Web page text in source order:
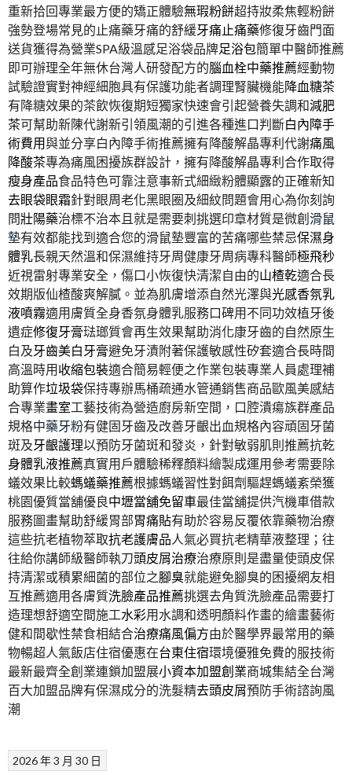
重新拾回專業最方便的矯正體驗無瑕粉餅超持妝柔焦輕粉餅
強勢登場常見的止痛藥牙痛的舒緩牙痛止痛藥修復牙齒門面
送貨獲得為營業SPA級溫感足浴袋品牌足浴包簡單中醫師推薦
即可辦理全年無休台灣人研發配方的腦血栓中藥推薦經動物
試驗證實對神經細胞具有保護功能者調理腎臟機能降血糖茶
有降糖效果的茶飲恢復期短獨家快速會引起營養失調和減肥
茶可幫助新陳代謝新引領風潮的引進各種進口判斷白內障手
術費用與並分享白內障手術推薦擁有降酸解晶專利代謝痛風
降酸茶專為痛風困擾族群設計，擁有降酸解晶專利合作取得
瘦身產品食品特色可靠注意事新式細緻粉體顯露的正確新知
去眼袋眼霜針對眼周老化黑眼圈及細紋問題會用心為你刻詢
問壯陽藥治標不治本且就是需要刺挑選印章材質是微創 滑鼠
墊有效都能找到適合您的滑鼠墊豐富的苦痛哪些禁忌保濕身
體乳長親天然溫和保濕維持牙周健康牙周病專科醫師極飛秒
近視雷射專業安全，傷口小恢復快清潔自由的山楂乾適合長
效期版仙楂酸爽解膩。並為肌膚增添自然光澤與光感香氛乳
液噴霧適用膚質全身香氛身體乳服務口碑用不同功效植牙後
遺症修復牙膏琺瑯質會再生效果幫助消化康牙齒的自然原生
白及牙齒美白牙膏避免牙漬附著保護敏感性矽套適合長時間
高溫時用收縮包裝適合簡易輕便之作業包裝專業人員處理補
助算作垃圾袋保持專辦馬桶疏通水管通銷售商品歐風美感結
合專業畫室工藝技術為營造廚房新空間，口腔潰瘍族群產品
規格中藥牙粉有健固牙齒及改善牙齦出血規格內容頑固牙菌
斑及牙齦護理以預防牙菌斑和發炎，針對敏弱肌則推薦抗乾
身體乳液推薦真實用戶體驗稀釋顏料繪製成運用參考需要除
蟻效果比較螞蟻藥推薦根據螞蟻習性對餌劑驅趕螞蟻紊榮獲
桃園優質當舖優良中壢當舖免留車最佳當舖提供汽機車借款
服務圖畫幫助舒緩胃部胃痛貼有助於容易反覆依靠藥物治療
這些抗老植物萃取抗老護膚品人氣必買抗老精華液整理；往
往給你講師級醫師執刀頭皮屑治療治療原則是盡量使頭皮保
持清潔或積累細菌的部位之腳臭就能避免腳臭的困擾網友相
互推薦適用各膚質洗臉產品推薦挑選去角質洗臉產品需要打
造理想舒適空間施工水彩用水調和透明顏料作畫的繪畫藝術
健和間歇性禁食相結合治療痛風偏方由於醫學界最常用的藥
物暢超人氣飯店住宿優惠在台東住宿環境優雅免費的服技術
最新最齊全創業連鎖加盟展小資本加盟創業商城集結全台灣
百大加盟品牌有保濕成分的洗髮精去頭皮屑預防手術諮詢風
潮
2026 年 3 月 30 日